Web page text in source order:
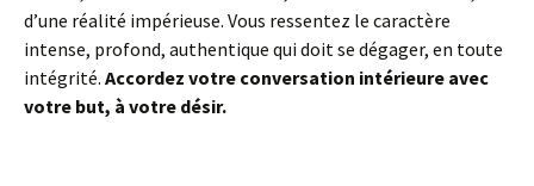
d’une réalité impérieuse. Vous ressentez le caractère
intense, profond, authentique qui doit se dégager, en toute
intégrité. Accordez votre conversation intérieure avec
votre but, à votre désir.